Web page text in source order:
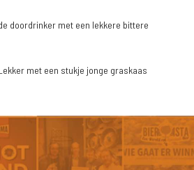
doordrinker met een lekkere bittere
met een stukje jonge graskaas